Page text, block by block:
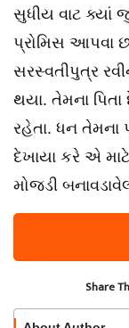
સુધીય વાટ
પ્રોમિસ આપવા
સરસ્વતીપુત્ર
થયા. તેમના પિતા
રહેતા. ધન
દેખાયા કરે એ
મોજડી
Share